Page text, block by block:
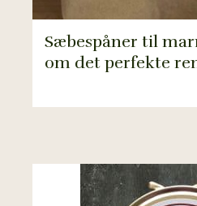
Sæbespåner til
om det perfekte